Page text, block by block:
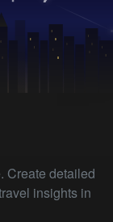
Create detailed
insights in